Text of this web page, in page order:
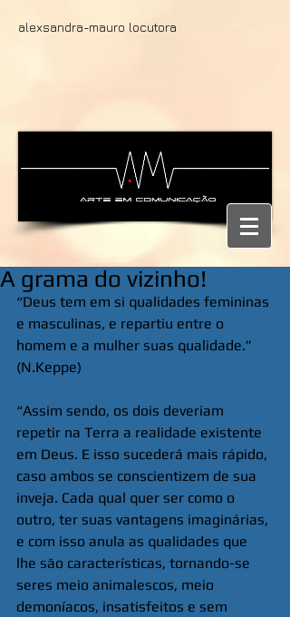
alexsandra-mauro locutora
A grama do vizinho!
“Deus tem em si qualidades femininas
e masculinas, e repartiu entre o
homem e a mulher suas qualidade.”
(N.Keppe)
“Assim sendo, os dois deveriam
repetir na Terra a realidade existente
em Deus. E isso sucederá mais rápido,
caso ambos se conscientizem de sua
inveja. Cada qual quer ser como o
outro, ter suas vantagens imaginárias,
e com isso anula as qualidades que
lhe são características, tornando-se
seres meio animalescos, meio
demoníacos, insatisfeitos e sem